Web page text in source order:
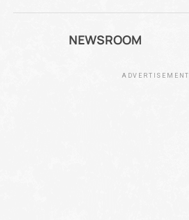
NEWSROOM
ADVERTISEMENT